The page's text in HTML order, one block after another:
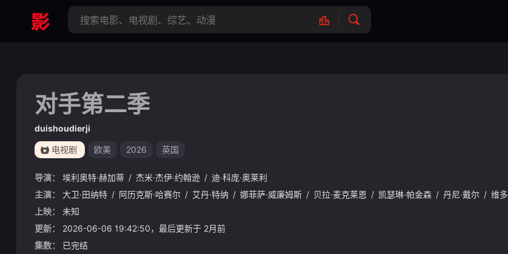
对手第二季
duishoudierji
电视剧 欧美 2026 英国
导演： 埃利奥特·赫加蒂 / 杰米·杰伊·约翰逊 / 迪·科庞·奥莱利
主演：
大卫·田纳特 / 阿历克斯·哈赛尔 / 艾丹·特纳 / 娜菲萨·威廉姆斯 / 贝拉·麦克莱恩 / 凯瑟琳·帕金森 / 丹尼·戴尔 / 维
上映：
未知
更新：
2026-06-06 19:42:50，最后更新于 2月前
集数：
已完结